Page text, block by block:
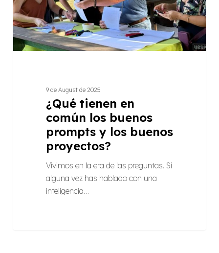
prompts
y
los
buenos
9 de August de 2025
¿Qué tienen en
común los buenos
prompts y los buenos
proyectos?
Vivimos en la era de las preguntas. Si
alguna vez has hablado con una
inteligencia…